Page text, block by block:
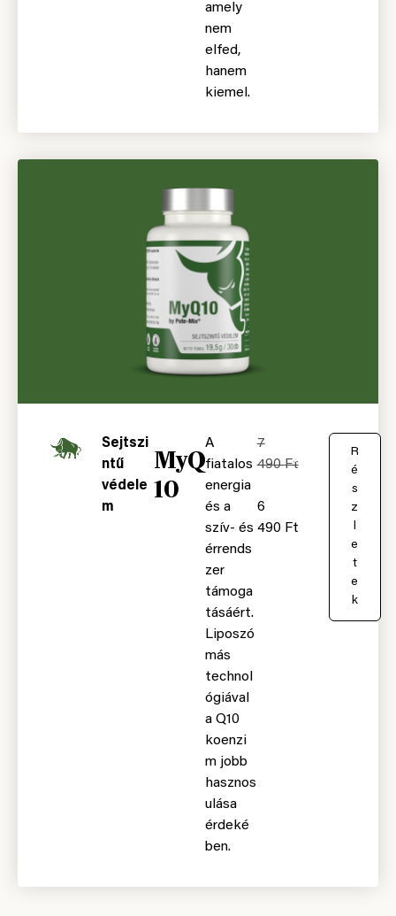
amely
nem
elfed,
hanem
kiemel.
Sejtszi
ntű
védele
m
MyQ
10
A
fiatalos
energia
és a
szív- és
érrends
zer
támoga
tásáért.
Liposzó
más
technol
ógiával
a Q10
koenzi
m jobb
hasznos
ulása
érdeké
ben.
7
490Ft
6
490 Ft
R
é
s
z
l
e
t
e
k